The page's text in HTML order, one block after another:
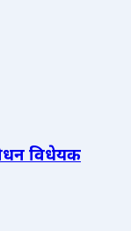
विधेयक